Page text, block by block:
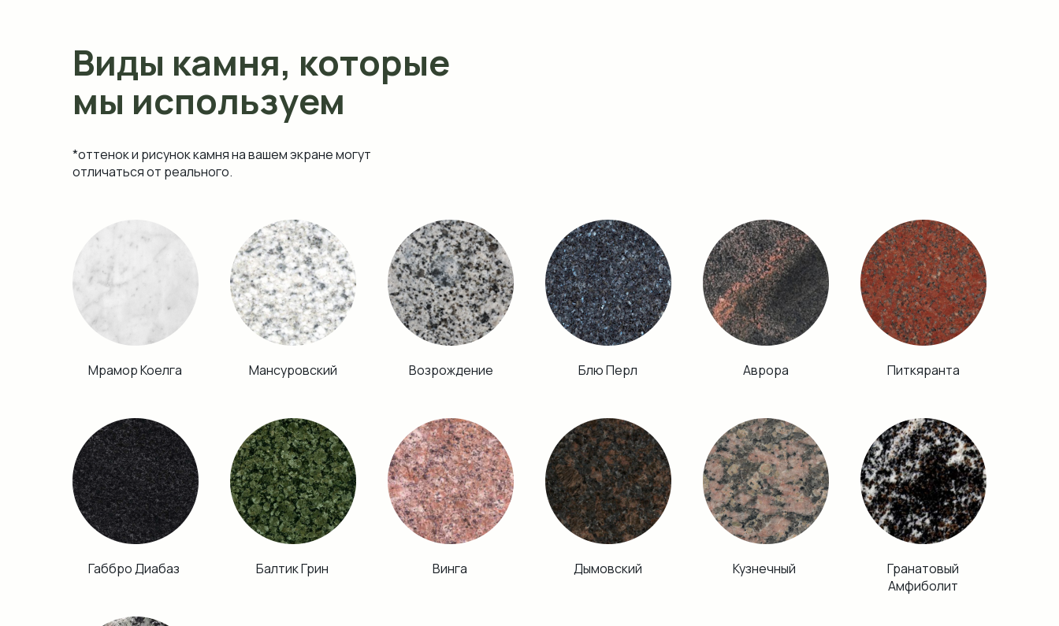
Виды камня, которые
мы используем
Питкяранта
Аврора
Блю Перл
Возрождение
Мансуровский
Мрамор Коелга
*оттенок и рисунок камня на вашем экране могут
отличаться от реального.
Габбро Диабаз Балтик Грин Винга Дымовский Кузнечный
Гранатовый
Амфиболит